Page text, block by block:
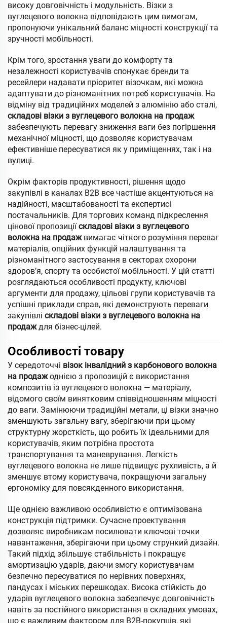
високу довговічність і модульність. Візки з
вуглецевого волокна відповідають цим вимогам,
пропонуючи унікальний баланс міцності конструкції та
зручності мобільності.
Крім того, зростання уваги до комфорту та
незалежності користувачів спонукає бренди та
ресейлери надавати пріоритет візочкам, які можна
адаптувати до різноманітних потреб користувачів. На
відміну від традиційних моделей з алюмінію або сталі,
складові візки з вуглецевого волокна на продаж
забезпечують перевагу зниження ваги без погіршення
механічної міцності, що дозволяє користувачам
ефективніше пересуватися як у приміщеннях, так і на
вулиці.
Окрім факторів продуктивності, рішення щодо
закупівлі в каналах B2B все частіше акцентуються на
надійності, масштабованості та експертисі
постачальників. Для торгових команд підкреслення
цінової пропозиціїскладові візки з вуглецевого
волокна на продаж вимагає чіткого розуміння переваг
матеріалів, опційних функцій налаштування та
різноманітного застосування в секторах охорони
здоров’я, спорту та особистої мобільності. У цій статті
розглядаються особливості продукту, ключові
аргументи для продажу, цільові групи користувачів та
успішні приклади справ, які демонструють переваги
закупівлі складові візки з вуглецевого волокна на
продаждля бізнес-цілей.
Особливості товару
У середоточчі візок інвалідний з карбонового волокна
на продажоднією з пропозицій є використання
композитів із вуглецевого волокна — матеріалу,
відомого своїм винятковим співвідношенням міцності
до ваги. Замінюючи традиційні метали, ці візки значно
зменшують загальну вагу, зберігаючи при цьому
структурну жорсткість, що робить їх ідеальними для
користувачів, яким потрібна простота
транспортування та маневрування. Легкість
вуглецевого волокна не лише підвищує рухливість, а й
зменшує втому користувача, покращуючи загальну
ергономіку для повсякденного використання.
Ще однією важливою особливістю є оптимізована
конструкція підтримки. Сучасне проектування
дозволяє виробникам посилювати ключові точки
навантаження, зберігаючи при цьому стрункий дизайн.
Такий підхід збільшує стабільність і покращує
амортизацію ударів, даючи змогу користувачам
безпечно пересуватися по нерівних поверхнях,
пандусах і міських перешкодах. Висока стійкість до
ударів вуглецевого волокна забезпечує довговічність
навіть за постійного використання в складних умовах,
що є важливим фактором для B2B-покупців, які